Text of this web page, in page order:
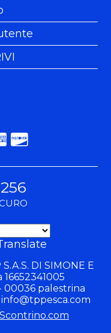
DI SIMONE E
16652341005
00036 palestrina
info@tppesca.com
Scontrino.com